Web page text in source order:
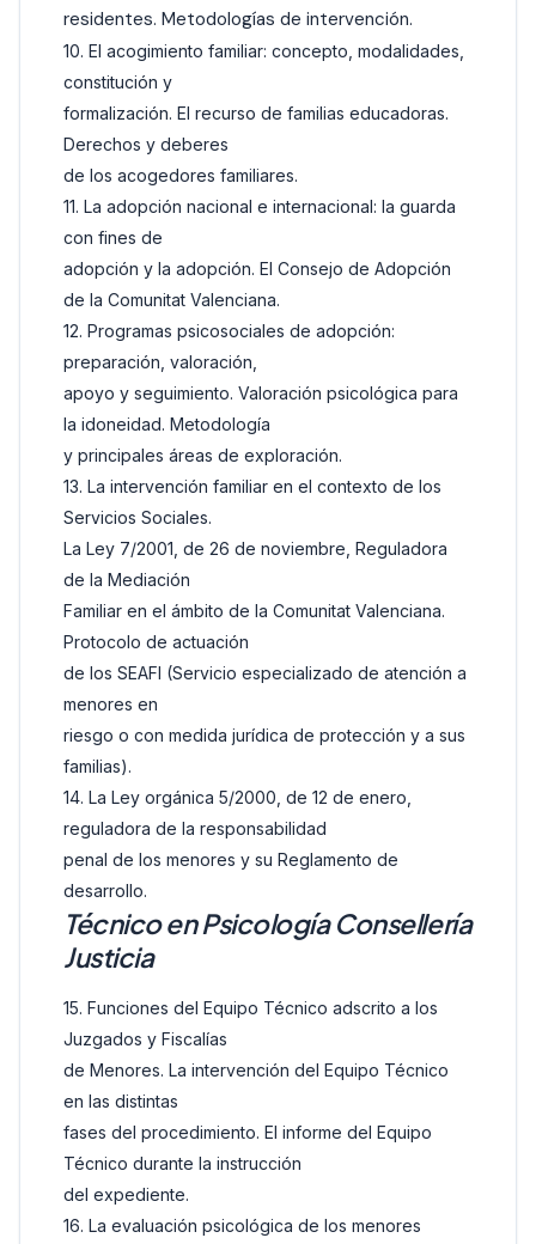
residentes. Metodologías de intervención.
10. El acogimiento familiar: concepto, modalidades,
constitución y
formalización. El recurso de familias educadoras.
Derechos y deberes
de los acogedores familiares.
11. La adopción nacional e internacional: la guarda
con fines de
adopción y la adopción. El Consejo de Adopción
de la Comunitat Valenciana.
12. Programas psicosociales de adopción:
preparación, valoración,
apoyo y seguimiento. Valoración psicológica para
la idoneidad. Metodología
y principales áreas de exploración.
13. La intervención familiar en el contexto de los
Servicios Sociales.
La Ley 7/2001, de 26 de noviembre, Reguladora
de la Mediación
Familiar en el ámbito de la Comunitat Valenciana.
Protocolo de actuación
de los SEAFI (Servicio especializado de atención a
menores en
riesgo o con medida jurídica de protección y a sus
familias).
14. La Ley orgánica 5/2000, de 12 de enero,
reguladora de la responsabilidad
penal de los menores y su Reglamento de
desarrollo.
Técnico en Psicología Consellería
Justicia
15. Funciones del Equipo Técnico adscrito a los
Juzgados y Fiscalías
de Menores. La intervención del Equipo Técnico
en las distintas
fases del procedimiento. El informe del Equipo
Técnico durante la instrucción
del expediente.
16. La evaluación psicológica de los menores